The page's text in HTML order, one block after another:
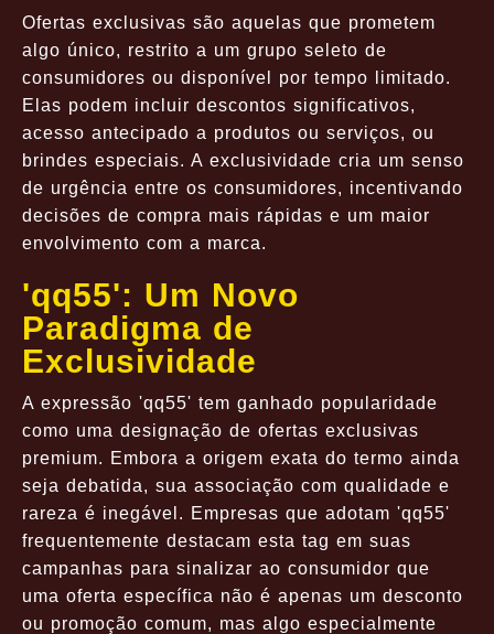
Ofertas exclusivas são aquelas que prometem
algo único, restrito a um grupo seleto de
consumidores ou disponível por tempo limitado.
Elas podem incluir descontos significativos,
acesso antecipado a produtos ou serviços, ou
brindes especiais. A exclusividade cria um senso
de urgência entre os consumidores, incentivando
decisões de compra mais rápidas e um maior
envolvimento com a marca.
'qq55': Um Novo
Paradigma de
Exclusividade
A expressão 'qq55' tem ganhado popularidade
como uma designação de ofertas exclusivas
premium. Embora a origem exata do termo ainda
seja debatida, sua associação com qualidade e
rareza é inegável. Empresas que adotam 'qq55'
frequentemente destacam esta tag em suas
campanhas para sinalizar ao consumidor que
uma oferta específica não é apenas um desconto
ou promoção comum, mas algo especialmente